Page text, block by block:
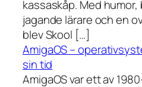
kassaskåp. Med humor,
jagande lärare och en
blev Skool […]
AmigaOS –
sin tid
AmigaOS var ett av